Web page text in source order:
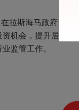
拉斯海马政府支持
机会，提升居民
监管工作。